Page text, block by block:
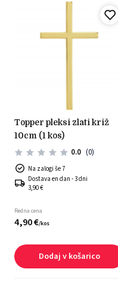
topper pleksi zlati križ
10cm (1 kos)
0.0 (0)
Na zalogi še 7
Dostava en dan - 3 dni
3,90 €
Redna cena
4,90€/kos
Dodaj v košarico